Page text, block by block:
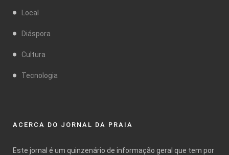
Local
Diáspora
Cultura
Tecnologia
ACERCA DO JORNAL DA PRAIA
Este jornal é um quinzenário de informação geral que tem por